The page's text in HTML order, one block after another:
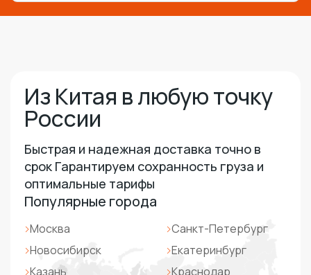
Из Китая в любую точку
России
Быстрая и надежная доставка точно в
срок Гарантируем сохранность груза и
оптимальные тарифы
Популярные города
Москва
Санкт-Петербург
Новосибирск
Екатеринбург
Казань
Краснодар